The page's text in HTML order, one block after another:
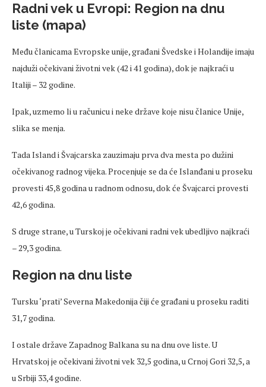
Radni vek u Evropi: Region na dnu
liste (mapa)
Među članicama Evropske unije, građani Švedske i Holandije imaju
najduži očekivani životni vek (42 i 41 godina), dok je najkraći u
Italiji – 32 godine.
Ipak, uzmemo li u računicu i neke države koje nisu članice Unije,
slika se menja.
Tada Island i Švajcarska zauzimaju prva dva mesta po dužini
očekivanog radnog vijeka. Procenjuje se da će Islanđani u proseku
provesti 45,8 godina u radnom odnosu, dok će Švajcarci provesti
42,6 godina.
S druge strane, u Turskoj je očekivani radni vek ubedljivo najkraći
– 29,3 godina.
Region na dnu liste
Tursku ‘prati’ Severna Makedonija čiji će građani u proseku raditi
31,7 godina.
I ostale države Zapadnog Balkana su na dnu ove liste. U
Hrvatskoj je očekivani životni vek 32,5 godina, u Crnoj Gori 32,5, a
u Srbiji 33,4 godine.